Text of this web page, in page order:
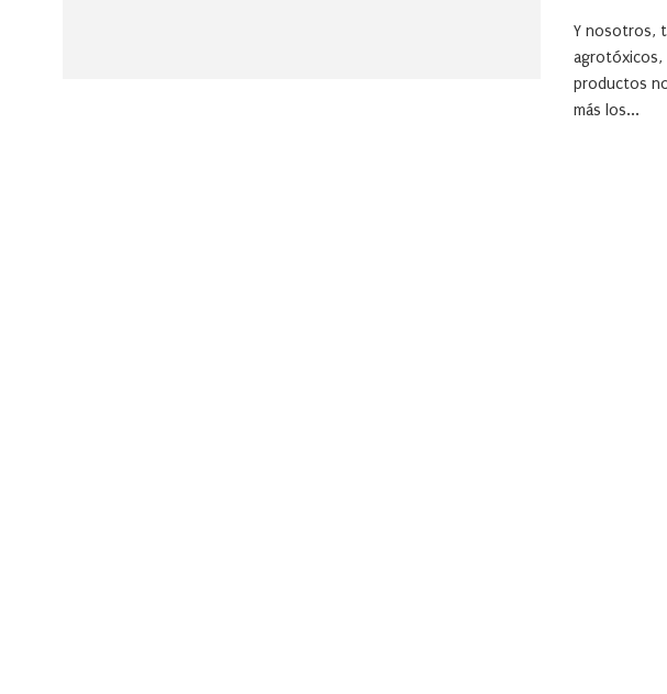
Y nosotros,
agrotóxicos,
productos
más los...